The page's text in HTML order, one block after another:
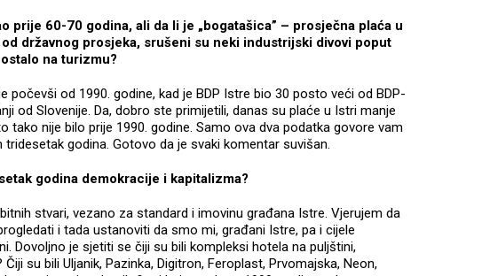
prije 60-70 godina, ali da li je „bogatašica” – prosječna plaća u
državnog prosjeka, srušeni su neki industrijski divovi poput
na turizmu?
počevši od 1990. godine, kad je BDP Istre bio 30 posto veći od BDP-
od Slovenije. Da, dobro ste primijetili, danas su plaće u Istri manje
tako nije bilo prije 1990. godine. Samo ova dva podatka govore vam
godina. Gotovo da je svaki komentar suvišan.
godina demokracije i kapitalizma?
stvari, vezano za standard i imovinu građana Istre. Vjerujem da
i tada ustanoviti da smo mi, građani Istre, pa i cijele
Dovoljno je sjetiti se čiji su bili kompleksi hotela na puljštini,
su bili Uljanik, Pazinka, Digitron, Feroplast, Prvomajska, Neon,